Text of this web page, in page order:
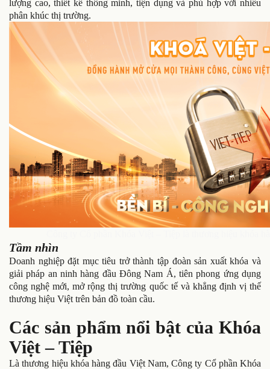
lượng cao, thiết kế thông minh, tiện dụng và phù hợp với nhiều
phân khúc thị trường.
Tầm nhìn
Doanh nghiệp đặt mục tiêu trở thành tập đoàn sản xuất khóa và
giải pháp an ninh hàng đầu Đông Nam Á, tiên phong ứng dụng
công nghệ mới, mở rộng thị trường quốc tế và khẳng định vị thế
thương hiệu Việt trên bản đồ toàn cầu.
Các sản phẩm nổi bật của Khóa
Việt – Tiệp
Là thương hiệu khóa hàng đầu Việt Nam, Công ty Cổ phần Khóa